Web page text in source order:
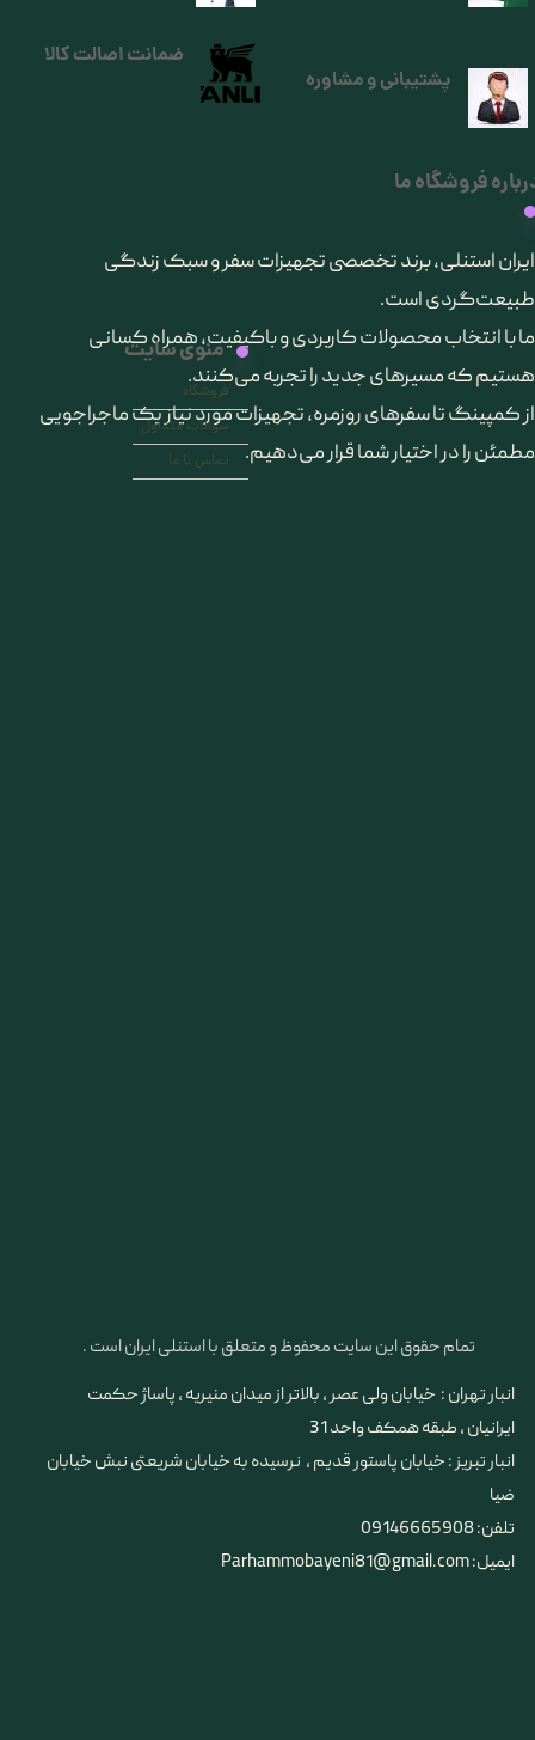
تمام حقوق این سایت محفوظ و متعلق با استنلی ایران است .
فروشگاه ما
​ایران استنلی، برند تخصصی تجهیزات سفر و سبک زندگی
طبیعت‌گردی است.
ما با انتخاب محصولات کاربردی و باکیفیت، همراه کسانی
هستیم که مسیرهای جدید را تجربه می‌کنند.
از کمپینگ تا سفرهای روزمره، تجهیزات مورد نیاز یک ماجراجویی
مطمئن را در اختیار شما قرار می‌دهیم.
منوی سایت
فروشگاه
سوالات متداول
تماس با ما
انبار تهران : خیابان ولی عصر ، بالاتر از میدان منیریه ، پاساژ حکمت
ایرانیان ، طبقه همکف واحد 31
​​​​​​​انبار تبریز : خیابان پاستور قدیم ، نرسیده به خیابان شریعتی نبش خیابان
ضیا
تلفن: 09146665908
ایمیل: Parhammobayeni81@gmail.com
پشتیبانی و مشاوره
ضمانت اصالت کالا